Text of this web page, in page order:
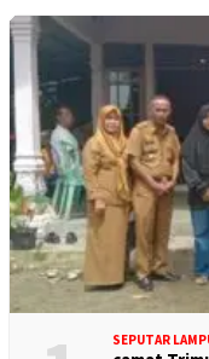
SEPUTAR